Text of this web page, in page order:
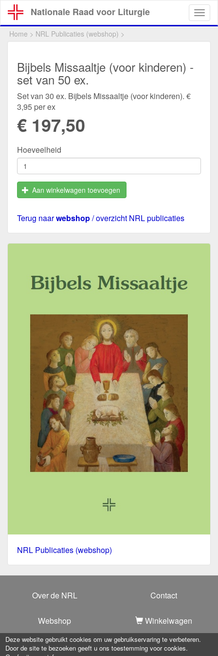
Overslaan
en
naar
Nationale Raad voor Liturgie
Home > NRL Publicaties (webshop) >
Bijbels Missaaltje (voor kinderen) -
set van 50 ex.
Set van 30 ex. Bijbels Missaaltje (voor kinderen). €
3,95 per ex
€ 197,50
Hoeveelheid
Aan winkelwagen toevoegen
Terug naarwebshop/ overzicht NRL publicaties
NRL Publicaties (webshop)
Over de NRL Contact
Webshop Winkelwagen
Copyright 2025 - Nationale Raad voor Liturgie-Privacy
Deze website gebruikt cookies om uw gebruikservaring te verbeteren.
Door de site te bezoeken geeft u ons toestemming voor cookies.